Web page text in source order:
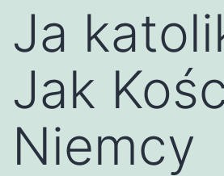
Ja
Jak
Niemcy